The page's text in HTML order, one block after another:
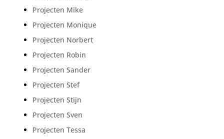
Projecten Mike
Projecten Monique
Projecten Norbert
Projecten Robin
Projecten Sander
Projecten Stef
Projecten Stijn
Projecten Sven
Projecten Tessa